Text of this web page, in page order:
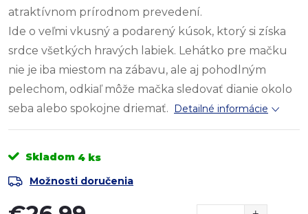
atraktívnom prírodnom prevedení.
Ide o veľmi vkusný a podarený kúsok, ktorý si získa
srdce všetkých hravých labiek. Lehátko pre mačku
nie je iba miestom na zábavu, ale aj pohodlným
pelechom, odkiaľ môže mačka sledovať dianie okolo
seba alebo spokojne driemať. Detailné informácie
Skladom 4 ks
Možnosti doručenia